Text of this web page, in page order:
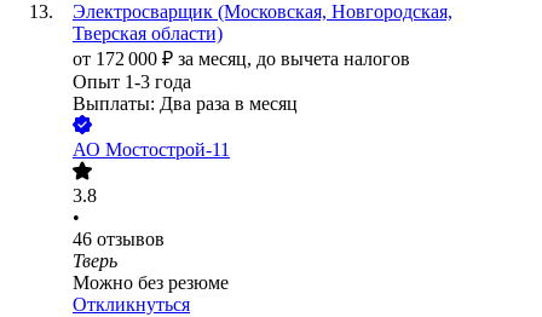
Электросварщик (Московская, Новгородская,
Тверская области)
от 172 000 ₽ за месяц, до вычета налогов
Опыт 1-3 года
Выплаты: Два раза в месяц
АО Мостострой-11
3.8
•
46 отзывов
Тверь
Можно без резюме
Откликнуться